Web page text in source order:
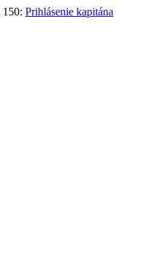
150: Prihlásenie kapitána